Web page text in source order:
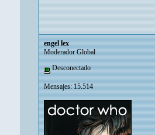
engel lex
Moderador Global
Desconectado
Mensajes: 15.514